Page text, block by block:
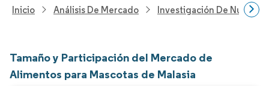
Inicio Análisis De Mercado Investigación De
Tamaño y Participación del Mercado de
Alimentos para Mascotas de Malasia